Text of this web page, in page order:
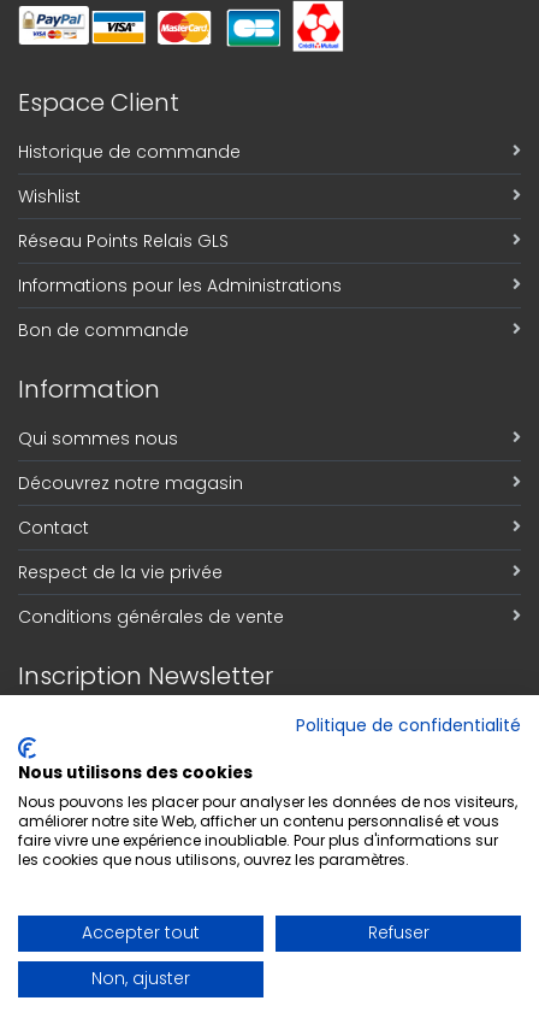
Espace Client
Historique de commande
Wishlist
Réseau Points Relais GLS
Informations pour les Administrations
Bon de commande
Information
Qui sommes nous
Découvrez notre magasin
Contact
Respect de la vie privée
Conditions générales de vente
Inscription Newsletter
S'abonner
Politique de confidentialité
Nous utilisons des cookies
Nous pouvons les placer pour analyser les données de nos visiteurs,
améliorer notre site Web, afficher un contenu personnalisé et vous
faire vivre une expérience inoubliable. Pour plus d'informations sur
les cookies que nous utilisons, ouvrez les paramètres.
Accepter tout
Refuser
Non, ajuster